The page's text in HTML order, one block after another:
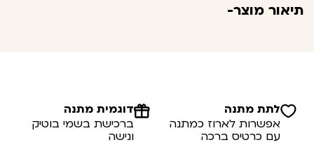
תיאור מוצר-
לתת מתנה
אפשרות לארוז כמתנה
עם כרטיס ברכה
דוגמית מתנה
ברכישת בשמי בוטיק
ונישה